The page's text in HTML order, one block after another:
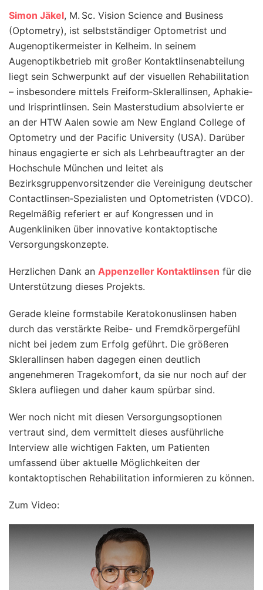
Simon Jäkel, M. Sc. Vision Science and Business
(Optometry), ist selbstständiger Optometrist und
Augenoptikermeister in Kelheim. In seinem
Augenoptikbetrieb mit großer Kontaktlinsenabteilung
liegt sein Schwerpunkt auf der visuellen Rehabilitation
– insbesondere mittels Freiform‑Sklerallinsen, Aphakie‑
und Irisprintlinsen. Sein Masterstudium absolvierte er
an der HTW Aalen sowie am New England College of
Optometry und der Pacific University (USA). Darüber
hinaus engagierte er sich als Lehrbeauftragter an der
Hochschule München und leitet als
Bezirksgruppenvorsitzender die Vereinigung deutscher
Contactlinsen‑Spezialisten und Optometristen (VDCO).
Regelmäßig referiert er auf Kongressen und in
Augenkliniken über innovative kontaktoptische
Versorgungskonzepte.
Herzlichen Dank an Appenzeller Kontaktlinsen für die
Unterstützung dieses Projekts.
Gerade kleine formstabile Keratokonuslinsen haben
durch das verstärkte Reibe- und Fremdkörpergefühl
nicht bei jedem zum Erfolg geführt. Die größeren
Sklerallinsen haben dagegen einen deutlich
angenehmeren Tragekomfort, da sie nur noch auf der
Sklera aufliegen und daher kaum spürbar sind.
Wer noch nicht mit diesen Versorgungsoptionen
vertraut sind, dem vermittelt dieses ausführliche
Interview alle wichtigen Fakten, um Patienten
umfassend über aktuelle Möglichkeiten der
kontaktoptischen Rehabilitation informieren zu können.
Zum Video: